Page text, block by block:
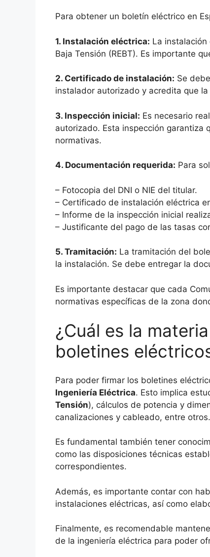
Para obtener un boletín eléctrico en
1. Instalación eléctrica: La
Baja Tensión (REBT). Es importante
2. Certificado de instalación: Se
instalador autorizado y acredita que
3. Inspección inicial: Es necesario
autorizado. Esta inspección garantiza
normativas.
4. Documentación requerida: Para
– Fotocopia del DNI o NIE del titular.
– Certificado de instalación eléctrica
– Informe de la inspección inicial
– Justificante del pago de las tasas
5. Tramitación: La tramitación del
la instalación. Se debe entregar la
Es importante destacar que cada
normativas específicas de la zona
¿Cuál es la
boletines
Para poder firmar los boletines
Ingeniería Eléctrica. Esto implica
Tensión), cálculos de potencia y
canalizaciones y cableado, entre otros.
Es fundamental también tener
como las disposiciones técnicas
correspondientes.
Además, es importante contar con
instalaciones eléctricas, así como
Finalmente, es recomendable
de la ingeniería eléctrica para poder